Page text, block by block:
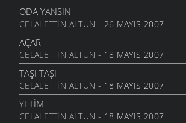
ODA YANSIN
CELALETTIN ALTUN - 26 MAYIS 2007
AÇAR
CELALETTIN ALTUN - 18 MAYIS 2007
TAŞI TAŞI
CELALETTIN ALTUN - 18 MAYIS 2007
YETIM
CELALETTIN ALTUN - 18 MAYIS 2007